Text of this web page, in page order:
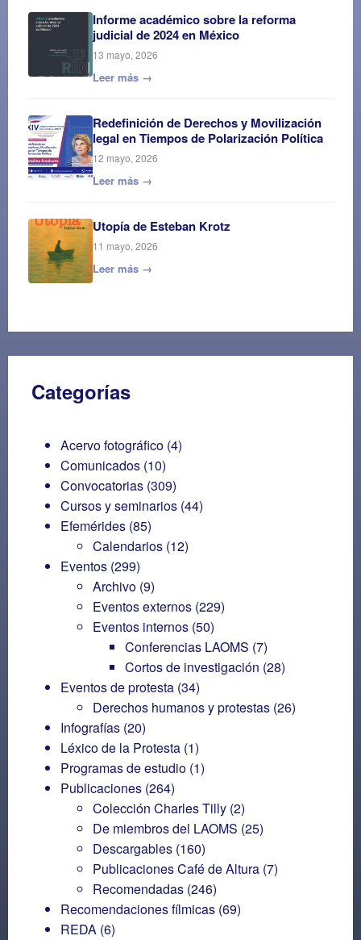
Informe académico sobre la reforma
judicial de 2024 en México
13 mayo, 2026
Leer más →
Redefinición de Derechos y Movilización
legal en Tiempos de Polarización Política
12 mayo, 2026
Leer más →
Utopía de Esteban Krotz
11 mayo, 2026
Leer más →
Categorías
Acervo fotográfico (4)
Comunicados (10)
Convocatorias (309)
Cursos y seminarios (44)
Efemérides (85)
Calendarios (12)
Eventos (299)
Archivo (9)
Eventos externos (229)
Eventos internos (50)
Conferencias LAOMS (7)
Cortos de investigación (28)
Eventos de protesta (34)
Derechos humanos y protestas (26)
Infografías (20)
Léxico de la Protesta (1)
Programas de estudio (1)
Publicaciones (264)
Colección Charles Tilly (2)
De miembros del LAOMS (25)
Descargables (160)
Publicaciones Café de Altura (7)
Recomendadas (246)
Recomendaciones fílmicas (69)
REDA (6)